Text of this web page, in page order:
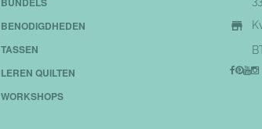
BENODIGDHEDEN
TASSEN
LEREN QUILTEN
WORKSHOPS
